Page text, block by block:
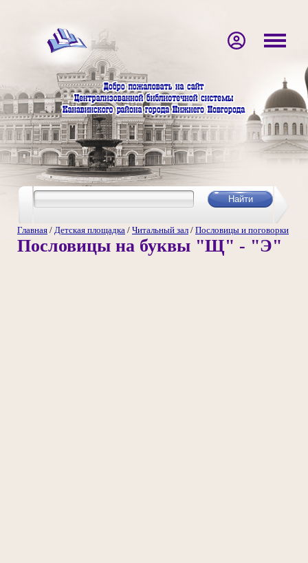
Главная / Детская площадка / Читальный зал / Пословицы и поговорки
Пословицы на буквы "Щ" - "Э"